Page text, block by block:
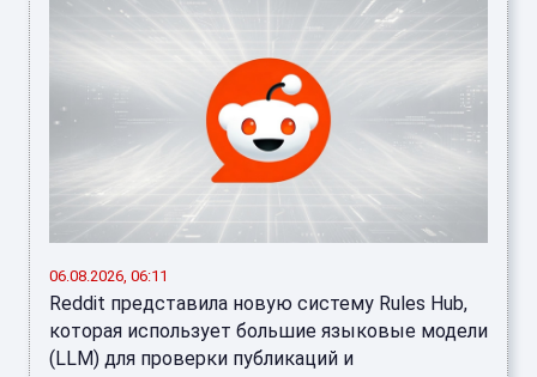
06.08.2026, 06:11
Reddit представила новую систему Rules Hub,
которая использует большие языковые модели
(LLM) для проверки публикаций и